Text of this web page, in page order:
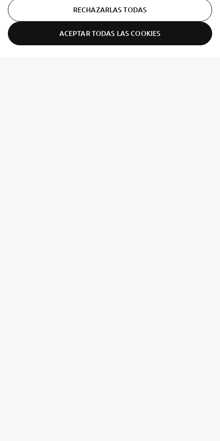
RECHAZARLAS TODAS
ACEPTAR TODAS LAS COOKIES